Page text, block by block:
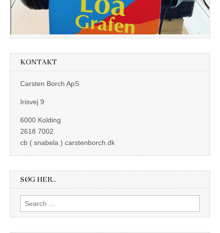
KONTAKT
Carsten Borch ApS
Irisvej 9
6000 Kolding
2618 7002
cb ( snabela ) carstenborch.dk
SØG HER..
Search
for: